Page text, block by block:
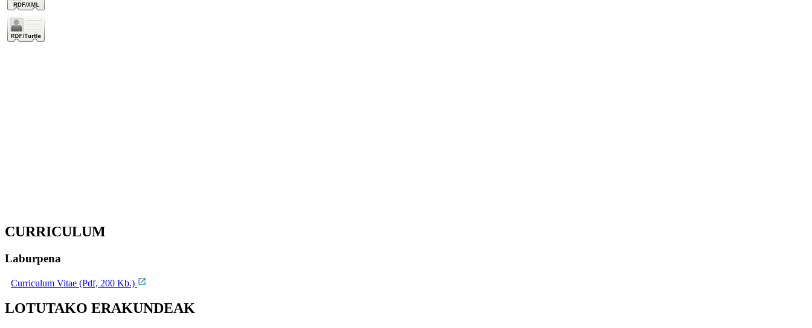
CURRICULUM
Laburpena
Curriculum Vitae (Pdf, 200 Kb.)
LOTUTAKO ERAKUNDEAK